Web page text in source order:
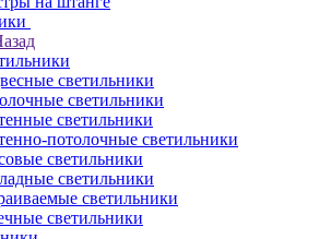
светильники
светильники
светильники
потолочные светильники
светильники
светильники
светильники
светильники